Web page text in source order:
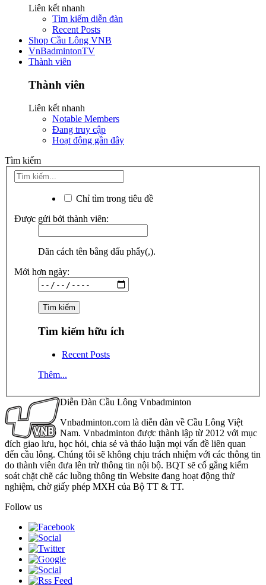
Liên kết nhanh
Tìm kiếm diễn đàn
Recent Posts
Shop Cầu Lông VNB
VnBadmintonTV
Thành viên
Thành viên
Liên kết nhanh
Notable Members
Đang truy cập
Hoạt động gần đây
Tìm kiếm
Chỉ tìm trong tiêu đề
Được gửi bởi thành viên:
Dãn cách tên bằng dấu phẩy(,).
Mới hơn ngày:
Tìm kiếm hữu ích
Recent Posts
Thêm...
Diễn Đàn Cầu Lông Vnbadminton
Vnbadminton.com là diễn đàn về Cầu Lông Việt
Nam. Vnbadminton được thành lập từ 2012 với mục
đích giao lưu, học hỏi, chia sẻ và thảo luận mọi vấn đề liên quan
đến cầu lông. Chúng tôi sẽ không chịu trách nhiệm với các thông tin
do thành viên đưa lên trừ thông tin nội bộ. BQT sẽ cố gắng kiểm
soát chặt chẽ các luồng thông tin Website đang hoạt động thử
nghiệm, chờ giấy phép MXH của Bộ TT & TT.
Follow us